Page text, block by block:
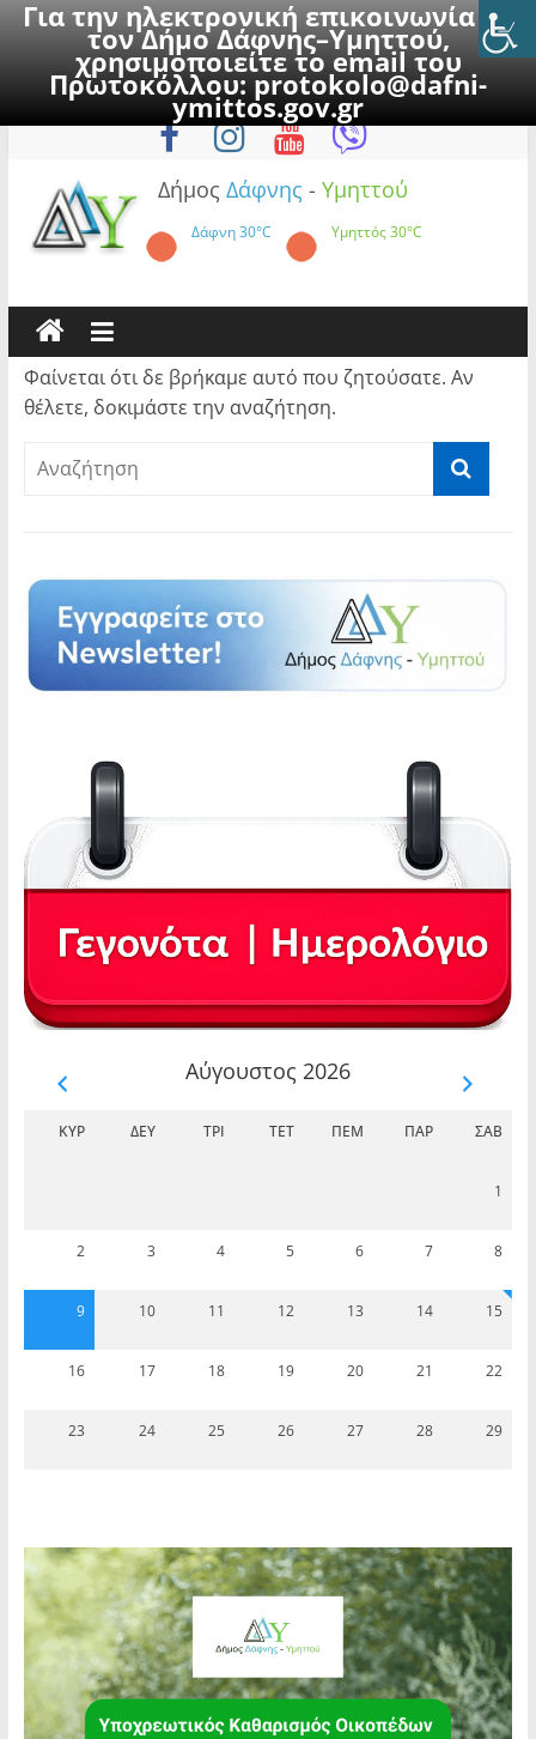
Για την ηλεκτρονική επικοινωνία με
τον Δήμο Δάφνης–Υμηττού,
χρησιμοποιείτε το email του
Πρωτοκόλλου:protokolo@dafni-
ymittos.gov.gr
to
Κυριακή, 9 Αυγούστου 2026
Δήμος Δάφνης - Υμηττού
Δάφνη30°C Υμηττός30°C
Φαίνεται ότι δε βρήκαμε αυτό που ζητούσατε. Αν
θέλετε, δοκιμάστε την αναζήτηση.
Αύγουστος 2026
ΚΥΡ ΔΕΥ ΤΡΊ ΤΕΤ ΠΈΜ ΠΑΡ ΣΆΒ
1
2 3 4 5 6 7 8
9 10 11 12 13 14 15
16 17 18 19 20 21 22
23 24 25 26 27 28 29